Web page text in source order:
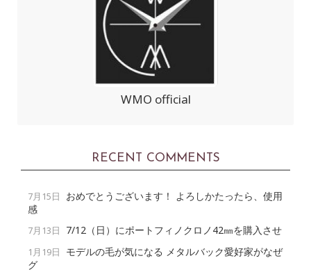
WMO official
RECENT COMMENTS
7月15日
おめでとうございます！ よろしかたったら、使用
感
7月13日 7/12（日）にポートフィノクロノ42㎜を購入させ
1月19日
モデルの毛が気になる メタルバック愛好家がなぜ
グ